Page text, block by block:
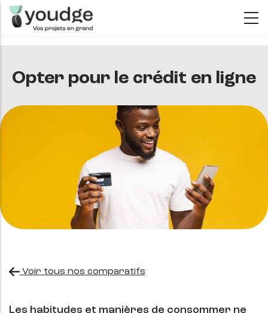
Aller
au
Opter pour le crédit en ligne
Voir tous nos comparatifs
Les habitudes et manières de consommer ne